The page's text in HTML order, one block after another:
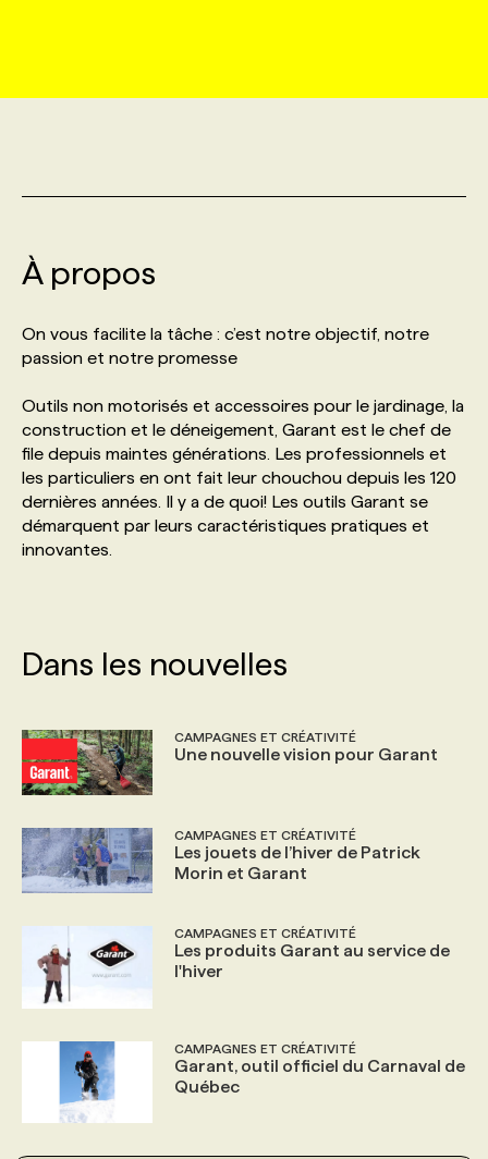
INITIATIVES NUMÉRIQUES
PRIX ET DISTINCTIONS
TENDANCES
MARKETING DURABLE
ÉVÉNEMENTIEL
NOS AUTEUR‧RICES
ANNONCEZ AVEC NOUS
PROFIL ENTREPRISE
FAQ
ANNONCEZ AVEC NOUS
PROFIL CANDIDAT
ANNONCEZ AVEC NOUS
NOS PARCOURS DE FORMATIONS
FORMATIONS PERSONNALISÉES
NOS FORMATEUR‧RICES
POURQUOI CHOISIR NOS FORMATIONS
NOS TARIFS
PROGRAMMES DE SUBVENTIONS
ANNONCEZ AVEC NOUS
SERVICE DE CHASSE DE TÊTE
NOS TARIFS
NOS EXPERTISES
FAQ
ANNONCEZ AVEC NOUS
À propos
On vous facilite la tâche : c’est notre objectif, notre
passion et notre promesse
Outils non motorisés et accessoires pour le jardinage, la
construction et le déneigement, Garant est le chef de
file depuis maintes générations. Les professionnels et
les particuliers en ont fait leur chouchou depuis les 120
dernières années. Il y a de quoi! Les outils Garant se
démarquent par leurs caractéristiques pratiques et
innovantes.
Dans les nouvelles
CAMPAGNES ET CRÉATIVITÉ
Une nouvelle vision pour Garant
CAMPAGNES ET CRÉATIVITÉ
Les jouets de l’hiver de Patrick
Morin et Garant
CAMPAGNES ET CRÉATIVITÉ
Les produits Garant au service de
l'hiver
CAMPAGNES ET CRÉATIVITÉ
Garant, outil officiel du Carnaval de
Québec